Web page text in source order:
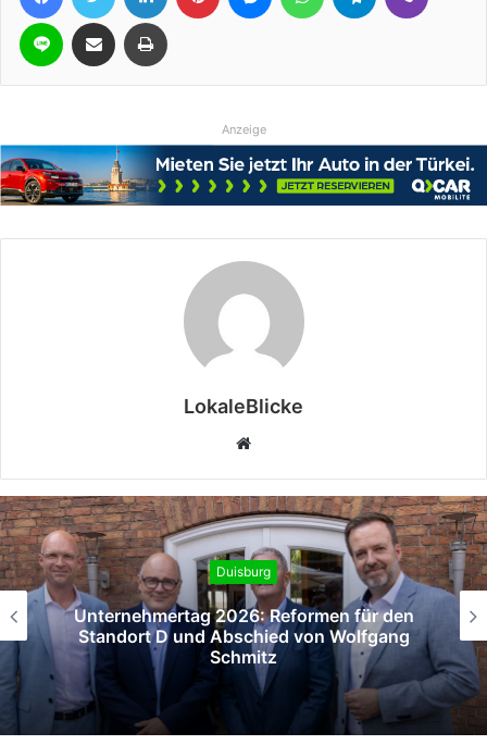
Line Teile per E-Mail Drucken
Anzeige
LokaleBlicke
Webseite
für den
Wolfgang
Duisburg
Berufsorientierung „to
Hauptbahnhof